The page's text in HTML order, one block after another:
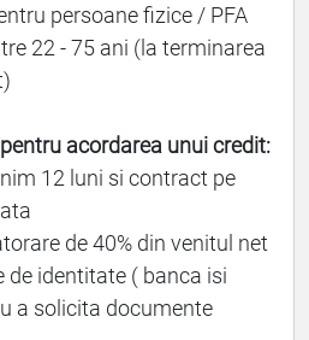
persoane fizice / PFA
22 - 75 ani (la terminarea
acordarea unui credit:
12 luni si contract pe
de 40% din venitul net
de identitate ( banca isi
a solicita documente